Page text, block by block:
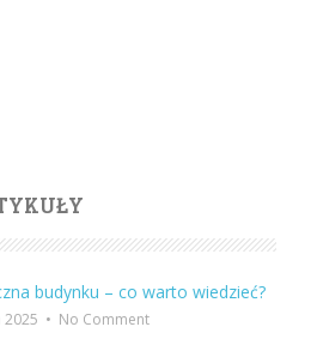
budynku – co warto wiedzieć?
• No Comment